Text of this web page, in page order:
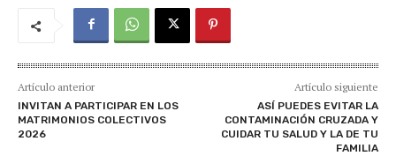
Artículo anterior
INVITAN A PARTICIPAR EN LOS
MATRIMONIOS COLECTIVOS
2026
Artículo siguiente
ASÍ PUEDES EVITAR LA
CONTAMINACIÓN CRUZADA Y
CUIDAR TU SALUD Y LA DE TU
FAMILIA